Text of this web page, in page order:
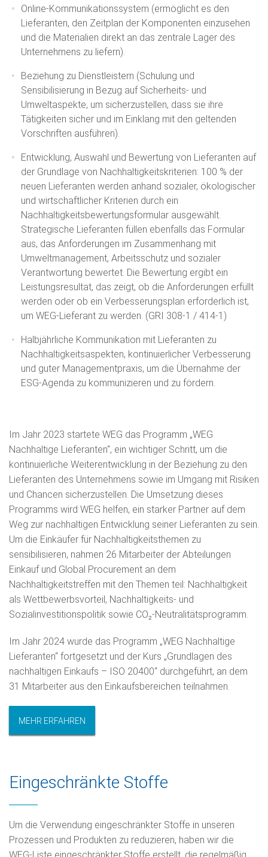
Online-Kommunikationssystem (ermöglicht es den
Lieferanten, den Zeitplan der Komponenten einzusehen
und die Materialien direkt an das zentrale Lager des
Unternehmens zu liefern).
Beziehung zu Dienstleistern (Schulung und
Sensibilisierung in Bezug auf Sicherheits- und
Umweltaspekte, um sicherzustellen, dass sie ihre
Tätigkeiten sicher und im Einklang mit den geltenden
Vorschriften ausführen).
Entwicklung, Auswahl und Bewertung von Lieferanten auf
der Grundlage von Nachhaltigkeitskriterien: 100 % der
neuen Lieferanten werden anhand sozialer, ökologischer
und wirtschaftlicher Kriterien durch ein
Nachhaltigkeitsbewertungsformular ausgewählt.
Strategische Lieferanten füllen ebenfalls das Formular
aus, das Anforderungen im Zusammenhang mit
Umweltmanagement, Arbeitsschutz und sozialer
Verantwortung bewertet. Die Bewertung ergibt ein
Leistungsresultat, das zeigt, ob die Anforderungen erfüllt
werden oder ob ein Verbesserungsplan erforderlich ist,
um WEG-Lieferant zu werden. (GRI 308-1 / 414-1)
Halbjährliche Kommunikation mit Lieferanten zu
Nachhaltigkeitsaspekten, kontinuierlicher Verbesserung
und guter Managementpraxis, um die Übernahme der
ESG-Agenda zu kommunizieren und zu fördern.
Im Jahr 2023 startete WEG das Programm „WEG
Nachhaltige Lieferanten“, ein wichtiger Schritt, um die
kontinuierliche Weiterentwicklung in der Beziehung zu den
Lieferanten des Unternehmens sowie im Umgang mit Risiken
und Chancen sicherzustellen. Die Umsetzung dieses
Programms wird WEG helfen, ein starker Partner auf dem
Weg zur nachhaltigen Entwicklung seiner Lieferanten zu sein.
Um die Einkäufer für Nachhaltigkeitsthemen zu
sensibilisieren, nahmen 26 Mitarbeiter der Abteilungen
Einkauf und Global Procurement an dem
Nachhaltigkeitstreffen mit den Themen teil: Nachhaltigkeit
als Wettbewerbsvorteil, Nachhaltigkeits- und
Sozialinvestitionspolitik sowie CO₂-Neutralitätsprogramm.
Im Jahr 2024 wurde das Programm „WEG Nachhaltige
Lieferanten“ fortgesetzt und der Kurs „Grundlagen des
nachhaltigen Einkaufs – ISO 20400“ durchgeführt, an dem
31 Mitarbeiter aus den Einkaufsbereichen teilnahmen.
MEHR ERFAHREN
Eingeschränkte Stoffe
Um die Verwendung eingeschränkter Stoffe in unseren
Prozessen und Produkten zu reduzieren, haben wir die